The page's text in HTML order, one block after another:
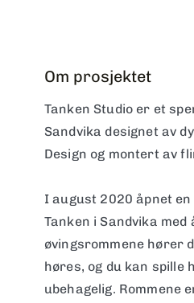
Om prosjektet
Tanken Studio er et
Sandvika designet av
Design og montert av
I august 2020 åpnet en
Tanken i Sandvika
øvingsrommene hører
høres, og du kan spille
ubehagelig. Rommene